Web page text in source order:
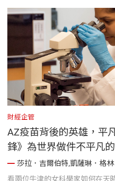
財經企管
AZ疫苗背後的英雄，平
鋒》為世界做件不平凡的
莎拉．吉爾伯特,凱薩琳．格林
看兩位牛津的女科學家如何在天